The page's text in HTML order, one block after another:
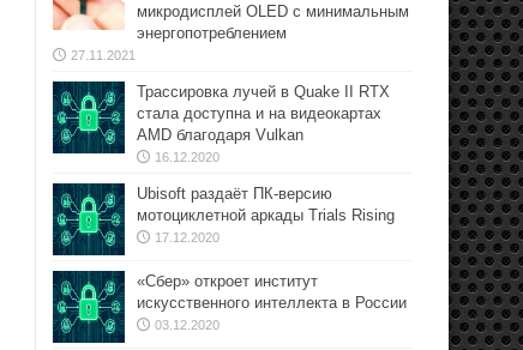
микродисплей OLED с минимальным
энергопотреблением
27.11.2021
Трассировка лучей в Quake II RTX
стала доступна и на видеокартах
AMD благодаря Vulkan
16.12.2020
Ubisoft раздаёт ПК-версию
мотоциклетной аркады Trials Rising
17.12.2020
«Сбер» откроет институт
искусственного интеллекта в России
03.12.2020